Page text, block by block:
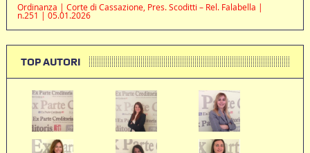
Ordinanza | Corte di Cassazione, Pres. Scoditti – Rel. Falabella |
n.251 | 05.01.2026
TOP AUTORI